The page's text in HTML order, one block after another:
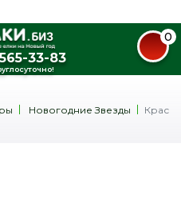
33-83
0
Новогодние Звезды